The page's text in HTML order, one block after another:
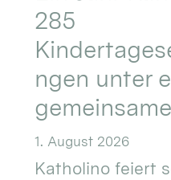
285
ngen unter
1. August 2026
Katholino feiert